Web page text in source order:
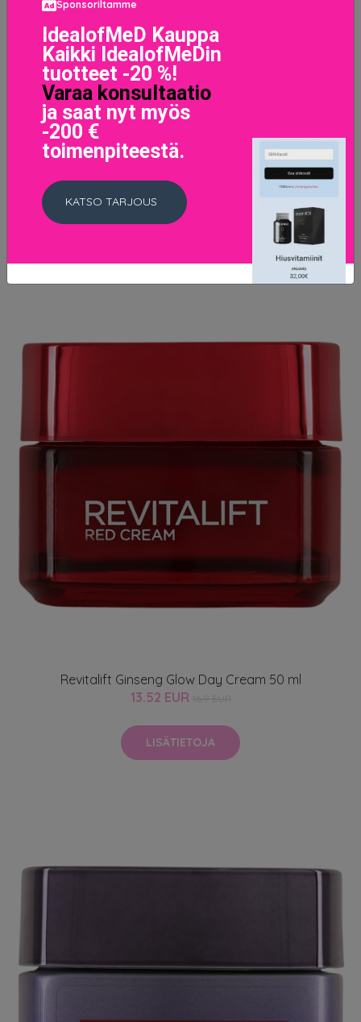
Men Expert Deo 96 H Invincible Sport Dry Non-Stop Roll-
on, 50 ml L'Oréal Paris Deodorantit
LISÄTIETOJA
Revitalift Ginseng Glow Day Cream 50 ml
13.52 EUR
LISÄTIETOJA
Sponsoriltamme
IdealofMeD Kauppa
Kaikki IdealofMeDin
tuotteet -20 %!
Varaa konsultaatio
ja saat nyt myös
-200 €
toimenpiteestä.
KATSO TARJOUS